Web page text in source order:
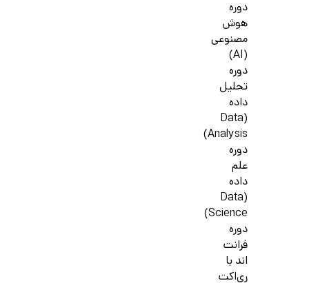
دوره
هوش
مصنوعی
(AI)
دوره
تحلیل
داده
(Data
Analysis)
دوره
علم
داده
(Data
Science)
دوره
فرانت
اند با
ری‌اکت